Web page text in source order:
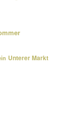
Unterer Markt